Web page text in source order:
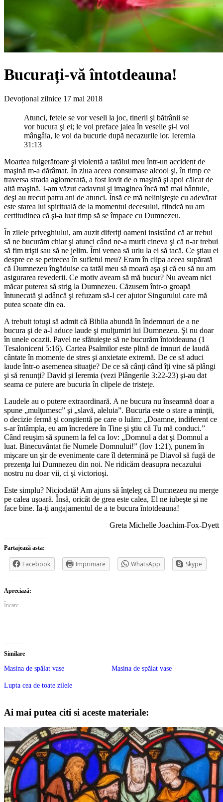
Bucurați-vă întotdeauna!
Devoțional zilnice 17 mai 2018
Atunci, fetele se vor veseli la joc, tinerii şi bătrânii se
vor bucura şi ei; le voi preface jalea în veselie şi-i voi
mângâia, le voi da bucurie după necazurile lor. Ieremia
31:13
Moartea fulgerătoare şi violentă a tatălui meu într-un accident de
maşină m-a dărâmat. În ziua aceea consumase alcool şi, în timp ce
traversa strada aglomerată, a fost lovit de o maşină şi apoi călcat de
altă maşină. I-am văzut cadavrul şi imaginea încă mă mai bântuie,
deşi au trecut patru ani de atunci. Însă ce mă nelinişteşte cu adevărat
este starea lui spirituală de la momentul decesului, fiindcă nu am
certitudinea că şi-a luat timp să se împace cu Dumnezeu.
În zilele priveghiului, am auzit diferiţi oameni insistând că ar trebui
să ne bucurăm chiar şi atunci când ne-a murit cineva şi că n-ar trebui
să fim trişti sau să ne jelim. Îmi venea să urlu la ei să tacă. Ce ştiau ei
despre ce se petrecea în sufletul meu? Eram în clipa aceea supărată
că Dumnezeu îngăduise ca tatăl meu să moară aşa şi că eu să nu am
asigurarea revederii. Ce motiv aveam să mă bucur? Nu aveam nici
măcar puterea să strig la Dumnezeu. Căzusem într-o groapă
întunecată şi adâncă şi refuzam să-I cer ajutor Singurului care mă
putea scoate din ea.
A trebuit totuşi să admit că Biblia abundă în îndemnuri de a ne
bucura şi de a-I aduce laude şi mulţumiri lui Dumnezeu. Şi nu doar
în unele ocazii. Pavel ne sfătuieşte să ne bucurăm întotdeauna (1
Tesaloniceni 5:16). Cartea Psalmilor este plină de imnuri de laudă
cântate în momente de stres şi anxietate extremă. De ce să aduci
laude într-o asemenea situaţie? De ce să cânţi când îţi vine să plângi
şi să renunţi? David şi Ieremia (vezi Plângerile 3:22-23) şi-au dat
seama ce putere are bucuria în clipele de tristeţe.
Laudele au o putere extraordinară. A ne bucura nu înseamnă doar a
spune „mulţumesc” şi „slavă, aleluia”. Bucuria este o stare a minţii,
o decizie fermă şi conştientă pe care o luăm: „Doamne, indiferent ce
s-ar întâmpla, eu am încredere în Tine şi ştiu că Tu mă conduci.”
Când reuşim să spunem la fel ca Iov: „Domnul a dat şi Domnul a
luat. Binecuvântat fie Numele Domnului!” (Iov 1:21), punem în
mişcare un şir de evenimente care îl determină pe Diavol să fugă de
prezenţa lui Dumnezeu din noi. Ne ridicăm deasupra necazului
nostru nu doar vii, ci şi victorioşi.
Este simplu? Niciodată! Am ajuns să înţeleg că Dumnezeu nu merge
pe calea uşoară. Însă, oricât de grea este calea, El ne iubeşte şi ne
face bine. Ia-ţi angajamentul de a te bucura întotdeauna!
Greta Michelle Joachim-Fox-Dyett
Partajează asta:
Facebook Imprimare WhatsApp Skype
Apreciază:
Încarc...
Similare
Masina de spălat vase Masina de spălat vase
Lupta cea de toate zilele
Ai mai putea citi si aceste materiale: